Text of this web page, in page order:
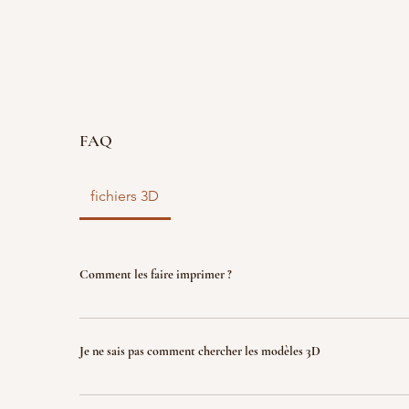
FAQ
fichiers 3D
Comment les faire imprimer ?
vous disposez d'un fichier 3D ? faites le nous
garantir la propriété intellectuelle.
Je ne sais pas comment chercher les modèles 3D
Indiquez nous ce que vous recherchez (jeux,